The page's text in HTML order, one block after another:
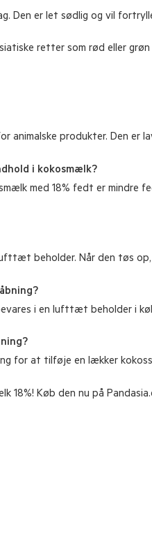
Den er let sødlig og vil
retter som rød eller
animalske produkter. Den er
i kokosmælk?
med 18% fedt er mindre
beholder. Når den tøs
i en lufttæt beholder i
for at tilføje en lækker
18%! Køb den nu på